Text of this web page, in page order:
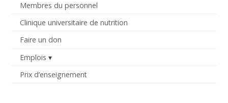
Membres du personnel
Clinique universitaire de nutrition
Faire un don
Emplois
Prix d’enseignement